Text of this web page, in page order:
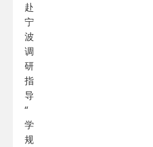
赴
宁
波
调
研
指
导
“
学
规